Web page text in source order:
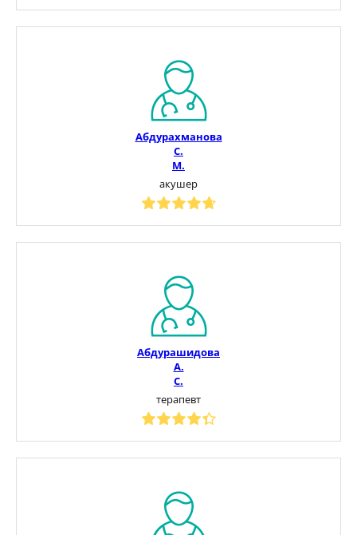
Абдурахманова
С.
М.
акушер
Абдурашидова
А.
С.
терапевт